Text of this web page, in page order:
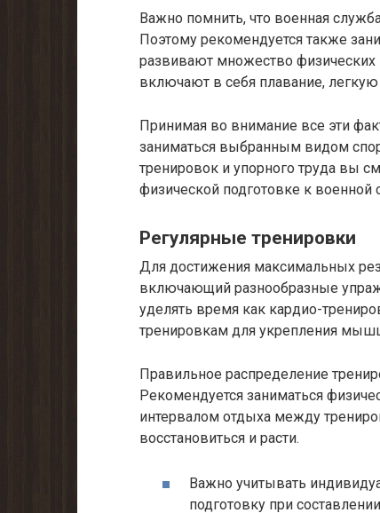
Важно помнить, что военная
Поэтому рекомендуется также
развивают множество физических
включают в себя плавание, легкую
Принимая во внимание все эти
заниматься выбранным видом
тренировок и упорного труда вы
физической подготовке к военной
Регулярные тренировки
Для достижения максимальных
включающий разнообразные
уделять время как кардио-
тренировкам для укрепления
Правильное распределение
Рекомендуется заниматься
интервалом отдыха между
восстановиться и расти.
Важно учитывать
подготовку при